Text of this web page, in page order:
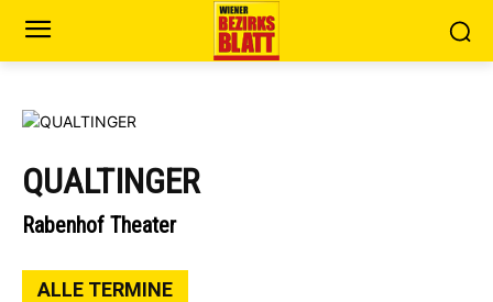
QUALTINGER
Rabenhof Theater
ALLE TERMINE